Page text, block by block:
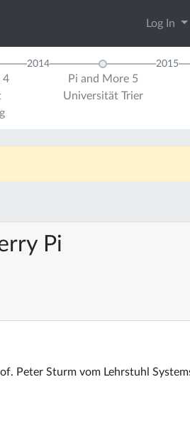
Log In
4
2014
Pi and More 5
Universität Trier
2015
Pi
Peter Sturm vom Lehrstuhl